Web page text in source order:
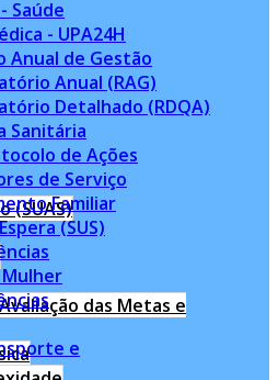
Saúde
- UPA24H
Anual de Gestão
Anual (RAG)
Detalhado (RDQA)
Sanitária
de Ações
de Serviço
Familiar
(SUS)
e
(SUAS)
das Metas e